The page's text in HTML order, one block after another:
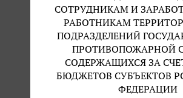
СОТРУДНИКАМ И
РАБОТНИКАМ
ПОДРАЗДЕЛЕНИЙ
ПРОТИВОПОЖАРНОЙ
СОДЕРЖАЩИХСЯ ЗА
БЮДЖЕТОВ СУБЪЕКТОВ
ФЕДЕРАЦИИ